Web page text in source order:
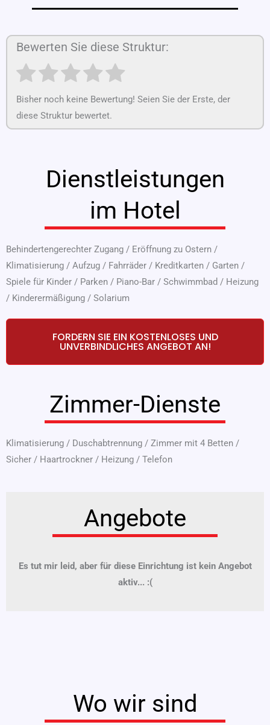
Bewerten Sie diese Struktur:
Bisher noch keine Bewertung! Seien Sie der Erste, der
diese Struktur bewertet.
Dienstleistungen
im Hotel
Behindertengerechter Zugang / Eröffnung zu Ostern /
Klimatisierung / Aufzug / Fahrräder / Kreditkarten / Garten /
Spiele für Kinder / Parken / Piano-Bar / Schwimmbad / Heizung
/ Kinderermäßigung / Solarium
FORDERN SIE EIN KOSTENLOSES UND
UNVERBINDLICHES ANGEBOT AN!
Zimmer-Dienste
Klimatisierung / Duschabtrennung / Zimmer mit 4 Betten /
Sicher / Haartrockner / Heizung / Telefon
Angebote
Es tut mir leid, aber für diese Einrichtung ist kein Angebot
aktiv... :(
Wo wir sind